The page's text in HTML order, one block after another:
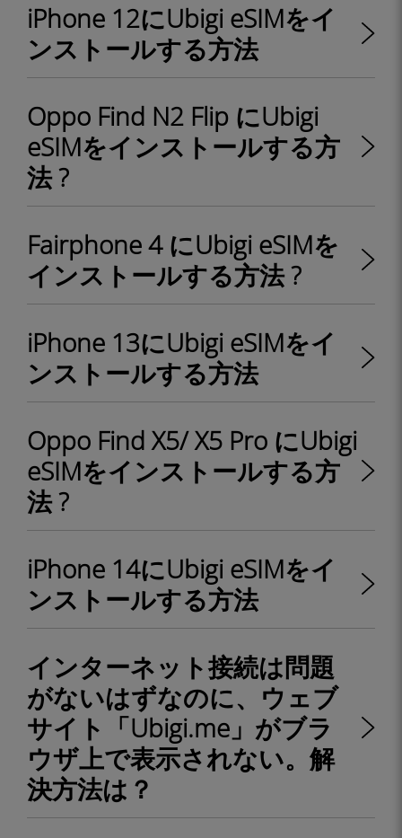
iPhone 12にUbigi eSIMをイ
ンストールする方法
Oppo Find N2 Flip にUbigi
eSIMをインストールする方
法 ?
Fairphone 4 にUbigi eSIMを
インストールする方法 ?
iPhone 13にUbigi eSIMをイ
ンストールする方法
Oppo Find X5/ X5 Pro にUbigi
eSIMをインストールする方
法 ?
iPhone 14にUbigi eSIMをイ
ンストールする方法
インターネット接続は問題
がないはずなのに、ウェブ
サイト「Ubigi.me」がブラ
ウザ上で表示されない。解
決方法は？